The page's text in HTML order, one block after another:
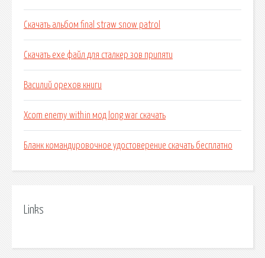
Скачать альбом final straw snow patrol
Скачать exe файл для сталкер зов припяти
Василий орехов книги
Xcom enemy within мод long war скачать
Бланк командировочное удостоверение скачать бесплатно
Links